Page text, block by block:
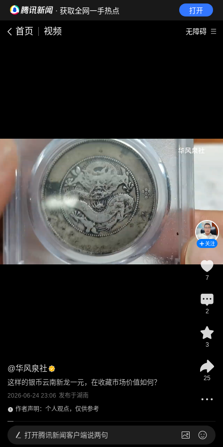
· 获取全网一手热点 打开
首页 视频 无障碍
@华风泉社
这样的银币云南新龙一元，在收藏市场价值如何？
2026-06-24 23:06 发布于湖南
作者声明：个人观点，仅供参考
关注
7
2
3
25
打开腾讯新闻客户端说两句